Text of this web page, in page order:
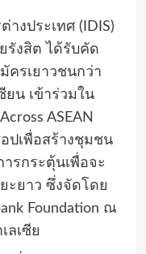
งประเทศ (IDIS)
รังสิต ได้รับคัด
ครเยาวชนกว่า
ยน เข้าร่วมใน
ASEAN
ปเพื่อสร้างชุมชน
รกระตุ้นเพื่อจะ
ะยาว ซึ่งจัดโดย
Foundation ณ
ลเซีย